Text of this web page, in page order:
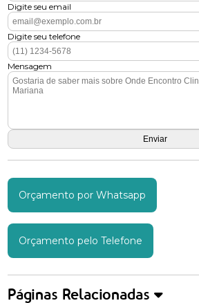
Digite seu email
Digite seu telefone
Mensagem
Orçamento por Whatsapp
Orçamento pelo Telefone
Páginas Relacionadas